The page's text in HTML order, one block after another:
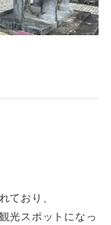
ており、
光スポットになっ